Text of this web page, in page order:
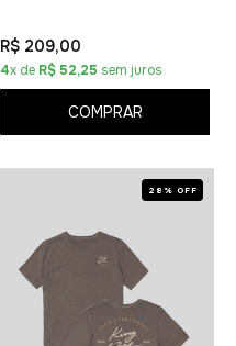
R$ 209,00
4x de R$ 52,25 sem juros
COMPRAR
28% OFF